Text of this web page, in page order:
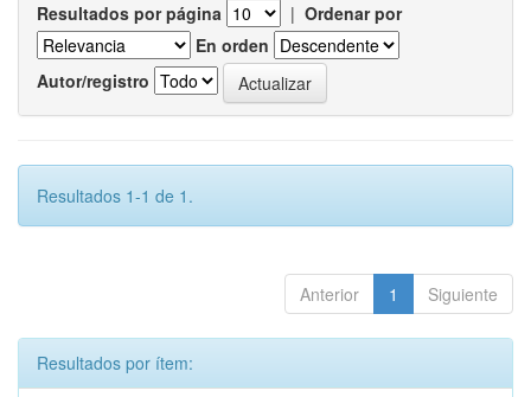
Resultados por página | Ordenar por
En orden
Autor/registro
Resultados 1-1 de 1.
Anterior 1 Siguiente
Resultados por ítem: